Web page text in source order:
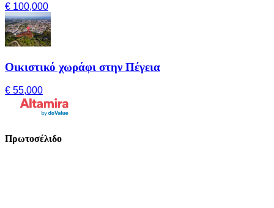
€ 100,000
Οικιστικό χωράφι στην Πέγεια
€ 55,000
Πρωτοσέλιδο